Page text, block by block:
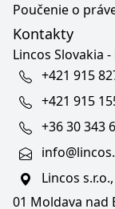
Poučenie o
Kontakty
Lincos Slovakia -
+421 915
+421 915
+36 30 343
Lincos
01 Moldava nad